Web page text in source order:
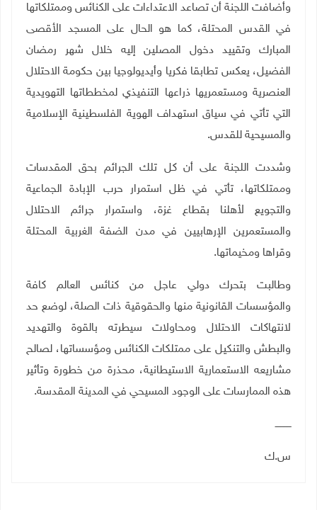
وأضافت اللجنة أن تصاعد الاعتداءات على الكنائس وممتلكاتها
في القدس المحتلة، كما هو الحال على المسجد الأقصى
المبارك وتقييد دخول المصلين إليه خلال شهر رمضان
الفضيل، يعكس تطابقا فكريا وأيديولوجيا بين حكومة الاحتلال
العنصرية ومستعمريها ذراعها التنفيذي لمخططاتها التهويدية
التي تأتي في سياق استهداف الهوية الفلسطينية الإسلامية
والمسيحية للقدس.
وشددت اللجنة على أن كل تلك الجرائم بحق المقدسات
وممتلكاتها، تأتي في ظل استمرار حرب الإبادة الجماعية
والتجويع لأهلنا بقطاع غزة، واستمرار جرائم الاحتلال
والمستعمرين الإرهابيين في مدن الضفة الغربية المحتلة
وقراها ومخيماتها.
وطالبت بتحرك دولي عاجل من كنائس العالم كافة
والمؤسسات القانونية منها والحقوقية ذات الصلة، لوضع حد
لانتهاكات الاحتلال ومحاولات سيطرته بالقوة والتهديد
والبطش والتنكيل على ممتلكات الكنائس ومؤسساتها، لصالح
مشاريعه الاستعمارية الاستيطانية، محذرة من خطورة وتأثير
هذه الممارسات على الوجود المسيحي في المدينة المقدسة.
ـــــــــــ
س.ك